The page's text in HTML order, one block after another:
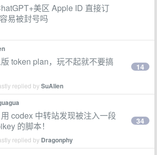
美区 Apple ID 直接订
易被封号吗
token plan，玩不起就不要搞
replied bySuAlien
14
codex 中转站发现被注入一段
的脚本！
replied by Dragonphy
34